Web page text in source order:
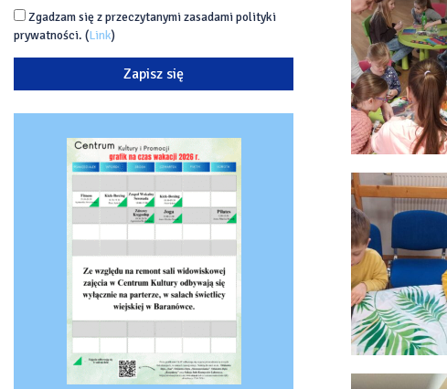
Zgadzam się z przeczytanymi zasadami polityki
prywatności. (Link)